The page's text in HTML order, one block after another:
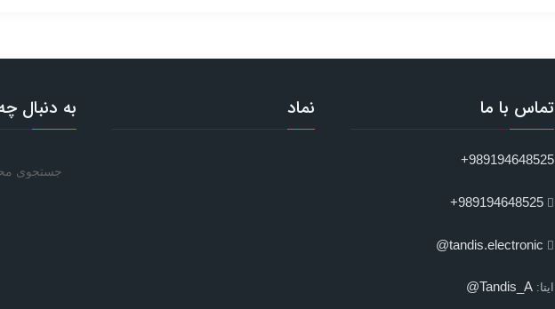
تماس با ما
989194648525+
989194648525+
tandis.electronic@
ایتا: Tandis_A@
نماد به دنبال